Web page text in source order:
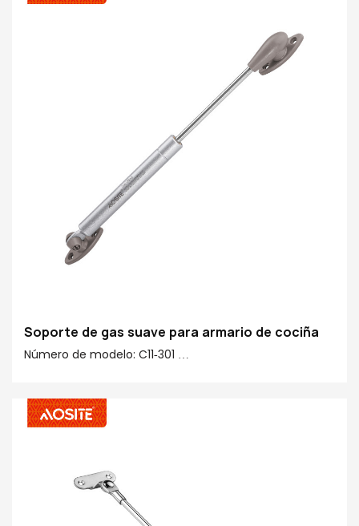
Acabado de tubos: galvanoplastia & pintura en aerosol
Acabado de varilla: cromado Ridgid
Funcións opcionais: Estándar arriba/abaixo
suave/parada libre/dobre paso hidráulico
Soporte de gas suave para armario de cociña
Número de modelo: C11-301
Centro a centro: 245 mm
Carreira: 90 mm
Acabado de tubos: galvanoplastia & pintura en aerosol
Acabado de varilla: cromado Ridgid